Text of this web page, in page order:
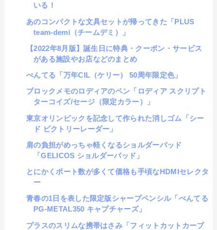
いる！
あのコンパクトな文具セットが帰ってきた「PLUS
team-demi（チームデミ）」
【2022年8月版】誕生日に特典・クーポン・サービス
がある施設やお店などのまとめ
ぺんてる「万年CIL（ケリー） 50周年限定色」
ブロックメモのロディアのペン「ロディア スクリプト
ターコイズ/セージ（限定カラー）」
東京オリンピックを記念して作られた消しゴム「シー
ド ビクトリーレーダー」
肩の負担がめっちゃ軽くなるショルダーパッド
「GELICOS ショルダーパッド」
とにかくポート数が多くて価格も手頃なHDMIセレクタ
ー
青春の1日を表した限定版シャープペンシル「ぺんてる
PG-METAL350 キャプチャーズ」
プラスのスリムな携帯はさみ「フィットカットカーブ